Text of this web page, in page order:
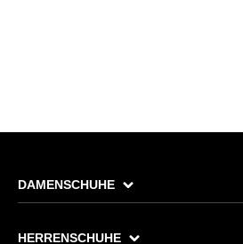
DAMENSCHUHE
HERRENSCHUHE